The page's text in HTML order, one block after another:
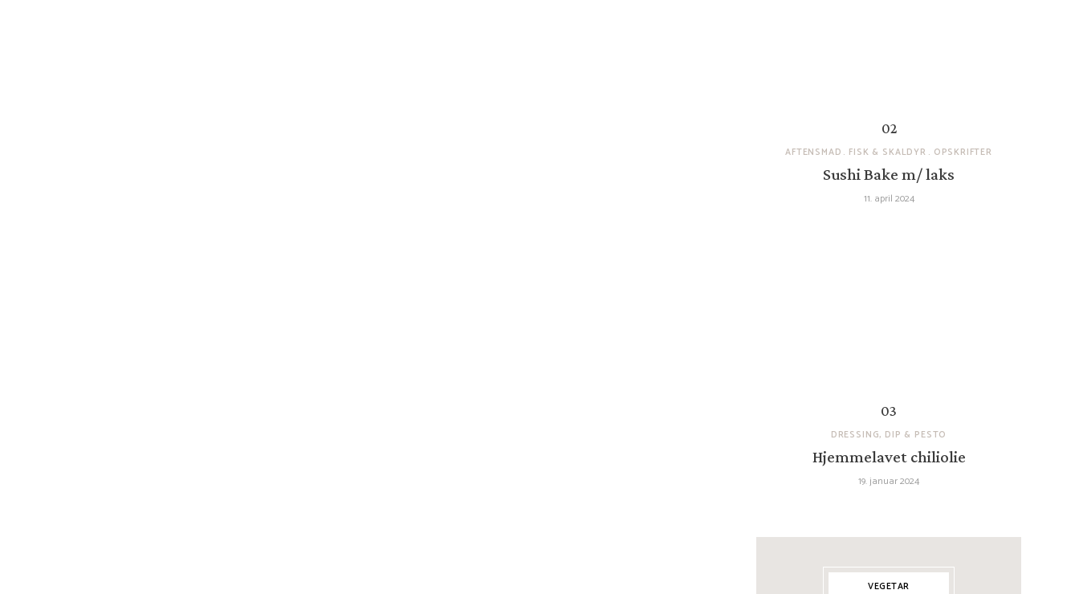
AFTENSMAD FISK & SKALDYR OPSKRIFTER
Sushi Bake m/ laks
11. april 2024
DRESSING, DIP & PESTO
Hjemmelavet chiliolie
19. januar 2024
VEGETAR